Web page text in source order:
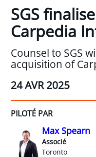
SGS
Carpedia
Counsel to SGS
acquisition of
24 AVR 2025
PILOTÉ PAR
Max Spearn
Associé
Toronto